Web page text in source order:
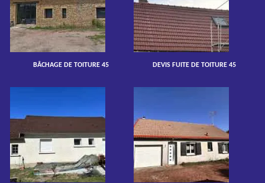
BÂCHAGE DE TOITURE 45 DEVIS FUITE DE TOITURE 45